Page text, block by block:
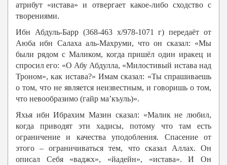
атрибут «истава» и отвергает какое-либо сходство с
творениями.
Ибн Абдуль-Барр (368-463 х/978-1071 г) передаёт от
Аюба ибн Салаха аль-Махруми, что он сказал: «Мы
были рядом с Маликом, когда пришёл один иракец и
спросил его: «О Абу Абдулла, «Милостивый истава над
Троном», как истава?» Имам сказал: «Ты спрашиваешь
о том, что не является неизвестным, и говоришь о том,
что невообразимо (гайр ма’къуль)».
Яхья ибн Ибрахим Мазин сказал: «Малик не любил,
когда приводят эти хадисы, потому что там есть
ограничение и качества уподобления. Спасение от
этого – ограничиваться тем, что сказал Аллах. Он
описал Себя «ваджх», «йадейн», «истава». И Он